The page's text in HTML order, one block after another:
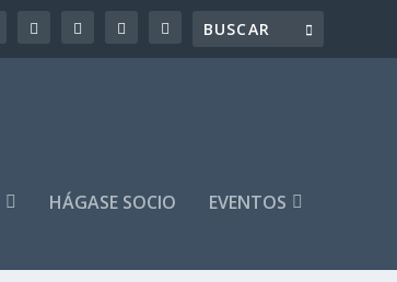
HÁGASE SOCIO EVENTOS